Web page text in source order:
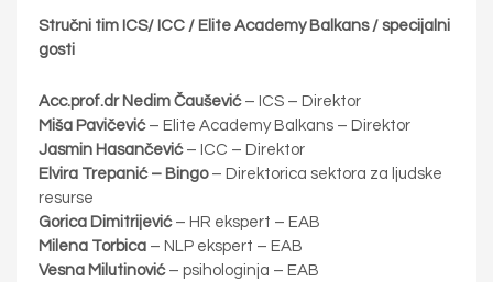
Stručni tim ICS/ ICC / Elite Academy Balkans/ specijalni
gosti
Acc.prof.dr Nedim Čaušević– ICS – Direktor
Miša Pavičević– Elite Academy Balkans – Direktor
Jasmin Hasančević– ICC – Direktor
Elvira Trepanić – Bingo – Direktorica sektora za ljudske
resurse
Gorica Dimitrijević– HR ekspert – EAB
Milena Torbica – NLP ekspert – EAB
Vesna Milutinović– psihologinja – EAB